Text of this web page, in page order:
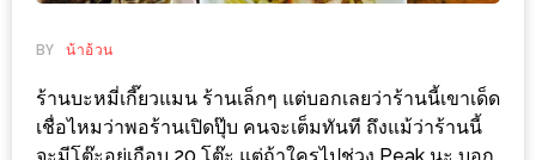
HIMMA
MARKET
BY น้าอ้วน
ร้านบะหมี่เกี๊ยวแมน ร้านเล็กๆ แต่บอกเลยว่าร้านนี้เขาเด็ด
เชื่อไหมว่าพอร้านเปิดปุ๊บ คนจะเต็มทันที ถึงแม้ว่าร้านนี้
จะมีโต๊ะอยู่เกือบ 20 โต๊ะ แต่ถ้าใครไปช่วง Peak นะ บอก